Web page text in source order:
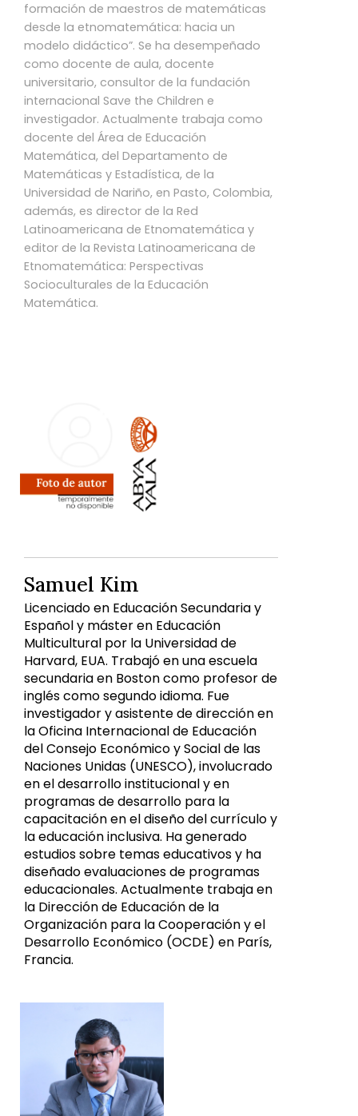
formación de maestros de matemáticas
desde la etnomatemática: hacia un
modelo didáctico”. Se ha desempeñado
como docente de aula, docente
universitario, consultor de la fundación
internacional Save the Children e
investigador. Actualmente trabaja como
docente del Área de Educación
Matemática, del Departamento de
Matemáticas y Estadística, de la
Universidad de Nariño, en Pasto, Colombia,
además, es director de la Red
Latinoamericana de Etnomatemática y
editor de la Revista Latinoamericana de
Etnomatemática: Perspectivas
Socioculturales de la Educación
Matemática.
Samuel Kim
Licenciado en Educación Secundaria y
Español y máster en Educación
Multicultural por la Universidad de
Harvard, EUA. Trabajó en una escuela
secundaria en Boston como profesor de
inglés como segundo idioma. Fue
investigador y asistente de dirección en
la Oficina Internacional de Educación
del Consejo Económico y Social de las
Naciones Unidas (UNESCO), involucrado
en el desarrollo institucional y en
programas de desarrollo para la
capacitación en el diseño del currículo y
la educación inclusiva. Ha generado
estudios sobre temas educativos y ha
diseñado evaluaciones de programas
educacionales. Actualmente trabaja en
la Dirección de Educación de la
Organización para la Cooperación y el
Desarrollo Económico (OCDE) en París,
Francia.